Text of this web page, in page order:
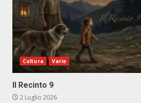
Cultura Varie
Il Recinto 9
2 Luglio 2026